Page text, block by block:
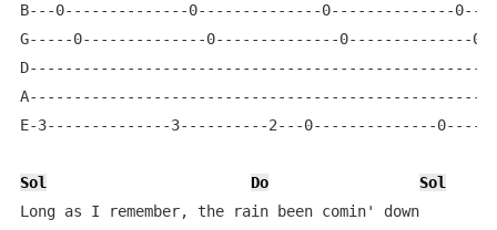
B---0--------------0--------------0--------------
G-----0--------------0--------------0--------------
E-3--------------3----------2---0--------------
Sol Do
Sol
Long as I remember, the rain been comin' down